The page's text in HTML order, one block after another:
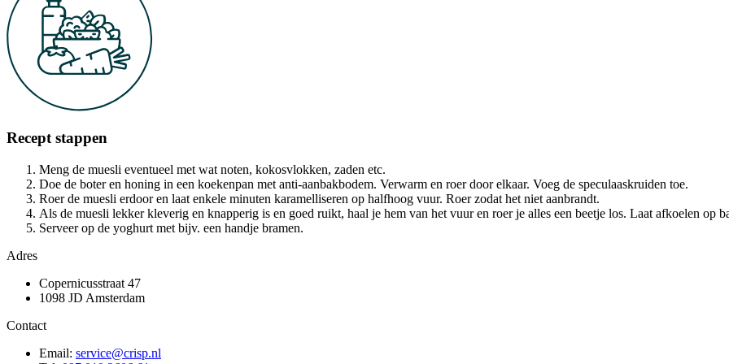
Recept stappen
Meng de muesli eventueel met wat noten, kokosvlokken, zaden etc.
Doe de boter en honing in een koekenpan met anti-aanbakbodem. Verwarm en roer door elkaar. Voeg de speculaaskruiden toe.
Roer de muesli erdoor en laat enkele minuten karamelliseren op halfhoog vuur. Roer zodat het niet aanbrandt.
Als de muesli lekker kleverig en knapperig is en goed ruikt, haal je hem van het vuur en roer je alles een beetje los. Laat afkoelen op
Serveer op de yoghurt met bijv. een handje bramen.
Adres
Copernicusstraat 47
1098 JD Amsterdam
Contact
Email: service@crisp.nl